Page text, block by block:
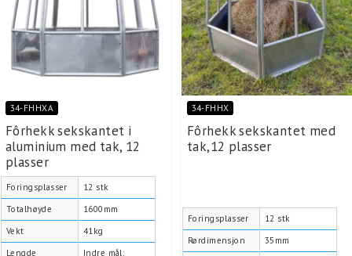
34-FHHXA
Fôrhekk sekskantet i
aluminium med tak, 12
plasser
Foringsplasser
12 stk
Totalhøyde
1600mm
Vekt
41kg
Lengde
Indre mål:
34-FHHX
Fôrhekk sekskantet med
tak,12 plasser
Foringsplasser
12 stk
Rørdimensjon
35mm